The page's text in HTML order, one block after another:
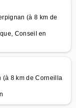
(à 8 km de
Conseil en
(à 8 km de Corneilla